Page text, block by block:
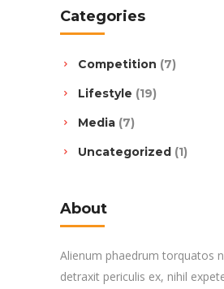
Categories
Competition (7)
Lifestyle (19)
Media (7)
Uncategorized (1)
About
Alienum phaedrum torquatos
detraxit periculis ex, nihil